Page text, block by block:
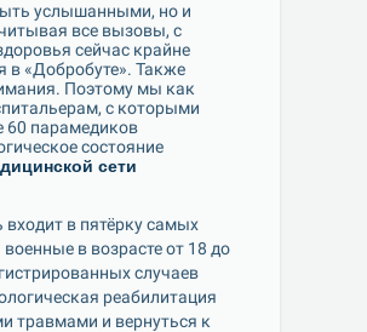
услышанными, но и
все вызовы, с
сейчас крайне
в «Добробуте». Также
Поэтому мы как
с которыми
60 парамедиков
состояние
сети
в пятёрку самых
в возрасте от 18 до
случаев
реабилитация
травмами и вернуться к